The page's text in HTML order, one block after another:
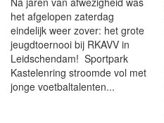
het afgelopen zaterdag
eindelijk weer zover: het grote
jeugdtoernooi bij RKAVV in
Leidschendam! Sportpark
Kastelenring stroomde vol met
jonge voetbaltalenten...